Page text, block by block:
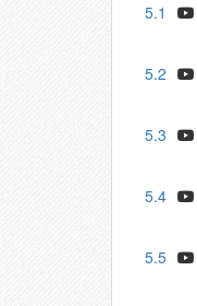
5.1
5.2
5.3
5.4
5.5